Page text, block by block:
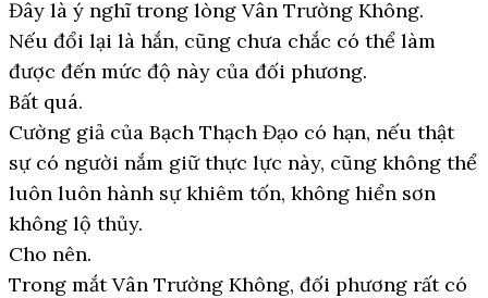
Đây là ý nghĩ trong lòng Vân Trường Không.
Nếu đổi lại là hắn, cũng chưa chắc có thể làm
được đến mức độ này của đối phương.
Bất quá.
Cường giả của Bạch Thạch Đạo có hạn, nếu thật
sự có người nắm giữ thực lực này, cũng không thể
luôn luôn hành sự khiêm tốn, không hiển sơn
không lộ thủy.
Cho nên.
Trong mắt Vân Trường Không, đối phương rất có